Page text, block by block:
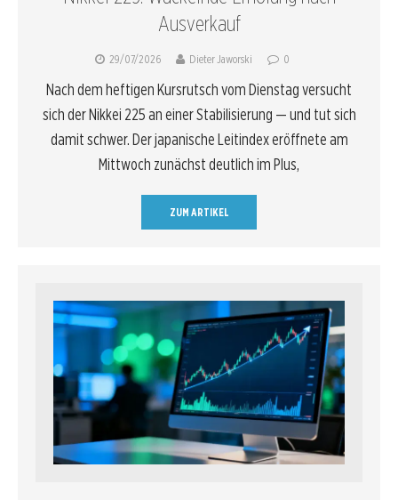
Ausverkauf
29/07/2026 Dieter Jaworski 0
Nach dem heftigen Kursrutsch vom Dienstag versucht
sich der Nikkei 225 an einer Stabilisierung — und tut sich
damit schwer. Der japanische Leitindex eröffnete am
Mittwoch zunächst deutlich im Plus,
ZUM ARTIKEL